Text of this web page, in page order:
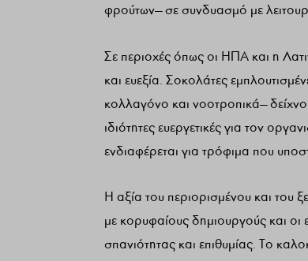
φρούτων— σε συνδυασμό με
Σε περιοχές όπως οι ΗΠΑ και η
και ευεξία. Σοκολάτες
κολλαγόνο και νοοτροπικά—
ιδιότητες ευεργετικές για τον
ενδιαφέρεται για τρόφιμα που
Η αξία του περιορισμένου και του
με κορυφαίους δημιουργούς και οι
σπανιότητας και επιθυμίας. Το